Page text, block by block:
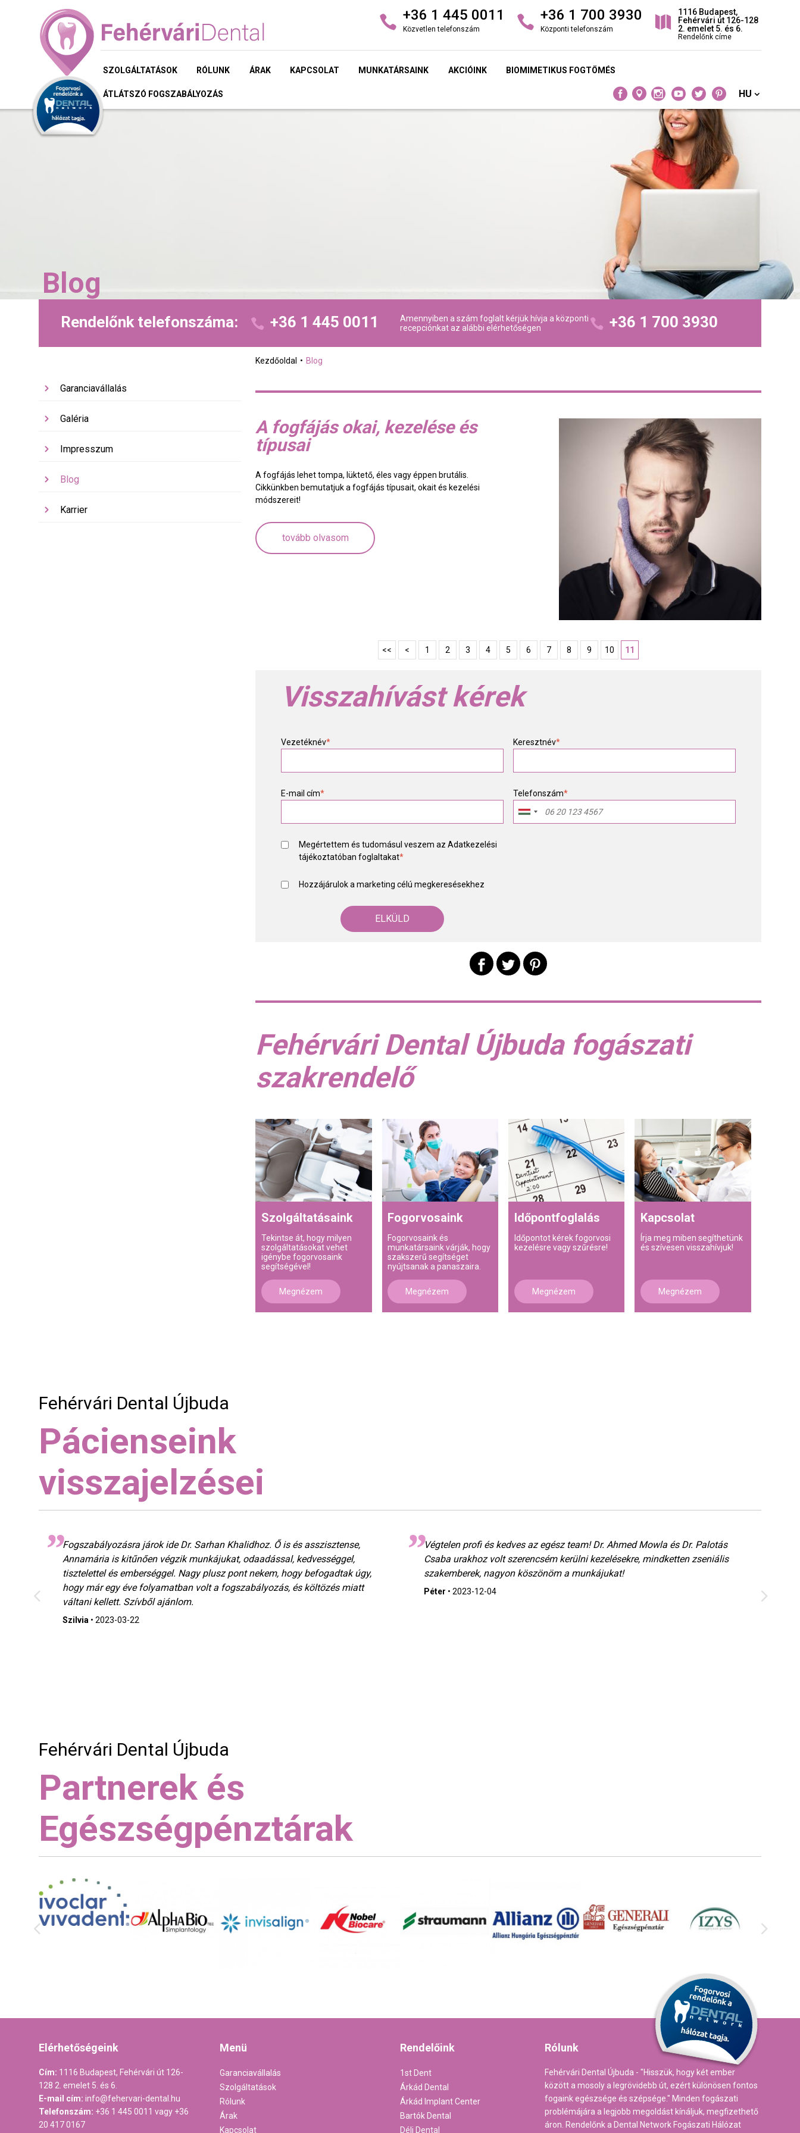
+36 1 445 0011
Közvetlen telefonszám
+36 1 700 3930
Központi telefonszám
1116 Budapest,
Fehérvári út 126-128
2. emelet 5. és 6.
Rendelőnk címe
SZOLGÁLTATÁSOK RÓLUNK ÁRAK KAPCSOLAT MUNKATÁRSAINK AKCIÓINK BIOMIMETIKUS FOGTÖMÉS
ÁTLÁTSZÓ FOGSZABÁLYOZÁS HU
Blog
Rendelőnk telefonszáma: +36 1 445 0011
Amennyiben a szám foglalt kérjük hívja a központi
recepciónkat az alábbi elérhetőségen
+36 1 700 3930
Garanciavállalás
Galéria
Impresszum
Blog
Karrier
Kezdőoldal Blog
A fogfájás okai, kezelése és
típusai
A fogfájás lehet tompa, lüktető, éles vagy éppen brutális.
Cikkünkben bemutatjuk a fogfájás típusait, okait és kezelési
módszereit!
tovább olvasom
<< < 1 2 3 4 5 6 7 8 9 10 11
Visszahívást kérek
Vezetéknév* Keresztnév*
E-mail cím* Telefonszám*
Megértettem és tudomásul veszem az Adatkezelési
tájékoztatóban foglaltakat*
Hozzájárulok a marketing célú megkeresésekhez
Fehérvári Dental Újbuda fogászati
szakrendelő
Szolgáltatásaink
Tekintse át, hogy milyen
szolgáltatásokat vehet
igénybe fogorvosaink
segítségével!
Megnézem
Fogorvosaink
Fogorvosaink és
munkatársaink várják, hogy
szakszerű segítséget
nyújtsanak a panaszaira.
Megnézem
Időpontfoglalás
Időpontot kérek fogorvosi
kezelésre vagy szűrésre!
Megnézem
Kapcsolat
Írja meg miben segíthetünk
és szívesen visszahívjuk!
Megnézem
Fehérvári Dental Újbuda
Pácienseink
visszajelzései
Fogszabályozásra járok ide Dr. Sarhan Khalidhoz. Ő is és asszisztense,
Annamária is kitűnően végzik munkájukat, odaadással, kedvességgel,
tisztelettel és emberséggel. Nagy plusz pont nekem, hogy befogadtak úgy,
hogy már egy éve folyamatban volt a fogszabályozás, és költözés miatt
váltani kellett. Szívből ajánlom.
Szilvia •2023-03-22
Végtelen profi és kedves az egész team! Dr. Ahmed Mowla és Dr. Palotás
Csaba urakhoz volt szerencsém kerülni kezelésekre, mindketten zseniális
szakemberek, nagyon köszönöm a munkájukat!
Péter •2023-12-04
Fehérvári Dental Újbuda
Partnerek és
Egészségpénztárak
Elérhetőségeink
Cím: 1116 Budapest, Fehérvári út 126-
128 2. emelet 5. és 6.
E-mail cím: info@fehervari-dental.hu
Telefonszám: +36 1 445 0011 vagy +36
20 417 0167
Menü
Garanciavállalás
Szolgáltatások
Rólunk
Árak
Kapcsolat
Rendelőink
1st Dent
Árkád Dental
Árkád Implant Center
Bartók Dental
Déli Dental
Rólunk
Fehérvári Dental Újbuda - "Hisszük, hogy két ember
között a mosoly a legrövidebb út, ezért különösen fontos
fogaink egészsége és szépsége." Minden fogászati
problémájára a legjobb megoldást kínáljuk, megfizethető
áron. Rendelőnk a Dental Network Fogászati Hálózat